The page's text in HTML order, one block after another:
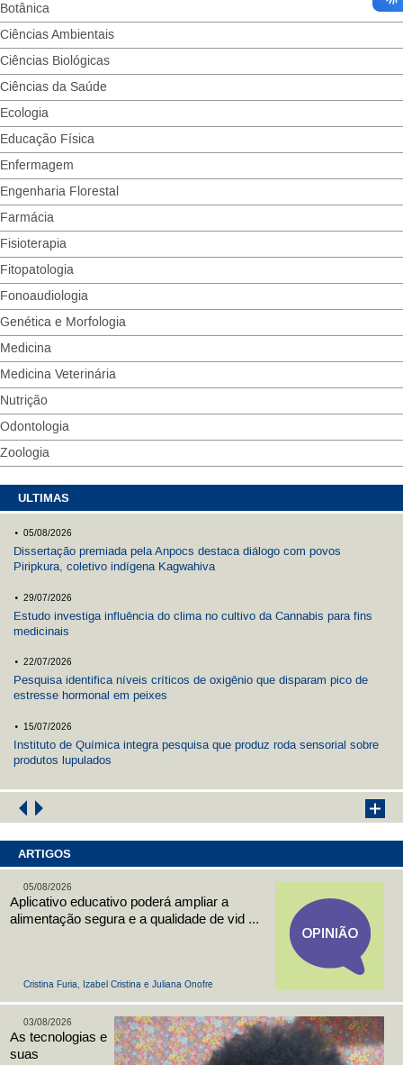
Botânica
Ciências Ambientais
Ciências Biológicas
Ciências da Saúde
Ecologia
Educação Física
Enfermagem
Engenharia Florestal
Farmácia
Fisioterapia
Fitopatologia
Fonoaudiologia
Genética e Morfologia
Medicina
Medicina Veterinária
Nutrição
Odontologia
Zoologia
ULTIMAS
. 05/08/2026
Dissertação premiada pela Anpocs destaca diálogo com povos
Piripkura, coletivo indígena Kagwahiva
. 29/07/2026
Estudo investiga influência do clima no cultivo da Cannabis para fins
medicinais
. 22/07/2026
Pesquisa identifica níveis críticos de oxigênio que disparam pico de
estresse hormonal em peixes
. 15/07/2026
Instituto de Química integra pesquisa que produz roda sensorial sobre
produtos lupulados
ARTIGOS
Cristina Furia, Izabel Cristina e Juliana Onofre
05/08/2026
Aplicativo educativo poderá ampliar a
alimentação segura e a qualidade de vid ...
03/08/2026
As tecnologias e
suas